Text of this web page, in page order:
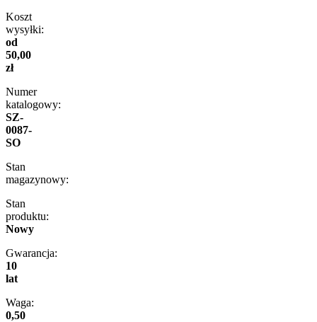
Koszt
wysyłki:
od
50,00
zł
Numer
katalogowy:
SZ-
0087-
SO
Stan
magazynowy:
Stan
produktu:
Nowy
Gwarancja:
10
lat
Waga:
0,50